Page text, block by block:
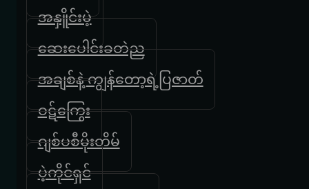
အနှိူင်းမဲ့
ဆေးပေါင်းခတဲည
အချစ်နဲ့ ကျွန်တော့ရဲ့ပြဇာတ်
ဝဋ်ကြွေး
ဂျစ်ပစီမိုးတိမ်
ပဲ့ကိုင်ရှင်